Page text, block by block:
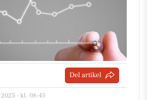
Del artikel
- kl. 08:45